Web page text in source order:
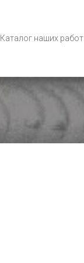
Каталог наших работ